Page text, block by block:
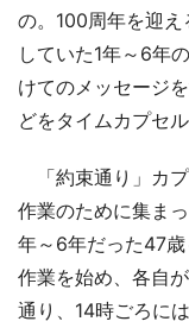
の。100周年を迎
していた1年～6年
けてのメッセージ
どをタイムカプセ
「約束通り」カプ
作業のために集ま
年～6年だった47
作業を始め、各自
通り、14時ごろに